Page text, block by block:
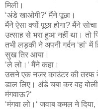
मिली।
‘अंडे खाओगी?‘ मैंने पूछा।
मैंनेे ऐसा क्यों पूछा होगा? मैंने
उत्साह से भरा हुआ नहीं था। तो
तभी लड़की ने अपनी गर्दन ‘हां‘ में
सुख तिर आया।
‘ले लो।‘ मैंने कहा।
उसने एक नजर काउंटर की तरफ
डाल लिए। अंडे चबा कर वह
मंगवाऊ?‘
‘मंगवा लो।‘ जवाब कमल ने दिया,